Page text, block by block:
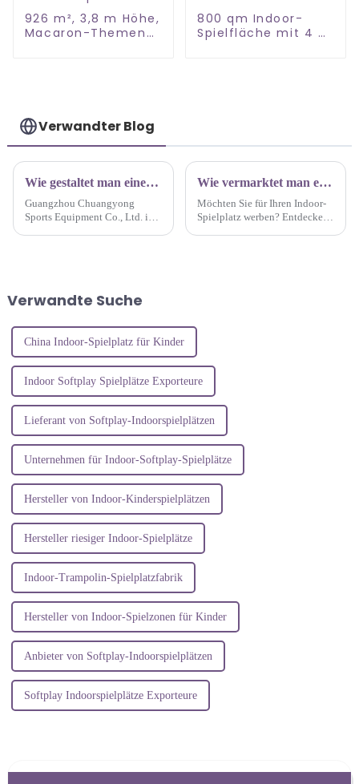
926 m², 3,8 m Höhe,
Macaron-Themen-
800 qm Indoor-
Spielfläche mit 4 m
Verwandter Blog
Wie gestaltet man einen Indoor-Spielplatz für Kinder in einem Einkaufszentrum?
Guangzhou Chuangyong
Sports Equipment Co., Ltd. ist
talentierten Team, das
Wie vermarktet man einen Indoor-Spielplatz?
Möchten Sie für Ihren Indoor-
Spielplatz werben? Entdecken
Verwandte Suche
China Indoor-Spielplatz für Kinder
Indoor Softplay Spielplätze Exporteure
Lieferant von Softplay-Indoorspielplätzen
Unternehmen für Indoor-Softplay-Spielplätze
Hersteller von Indoor-Kinderspielplätzen
Hersteller riesiger Indoor-Spielplätze
Indoor-Trampolin-Spielplatzfabrik
Hersteller von Indoor-Spielzonen für Kinder
Anbieter von Softplay-Indoorspielplätzen
Softplay Indoorspielplätze Exporteure